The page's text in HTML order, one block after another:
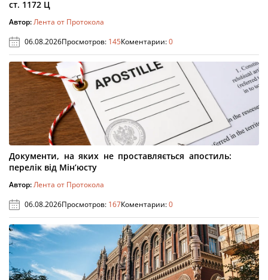
ст. 1172 Ц
Автор:Лента от Протокола
06.08.2026Просмотров: 145Коментарии:0
Документи, на яких не проставляється апостиль:
перелік від Мін’юсту
Автор:Лента от Протокола
06.08.2026Просмотров: 167Коментарии:0